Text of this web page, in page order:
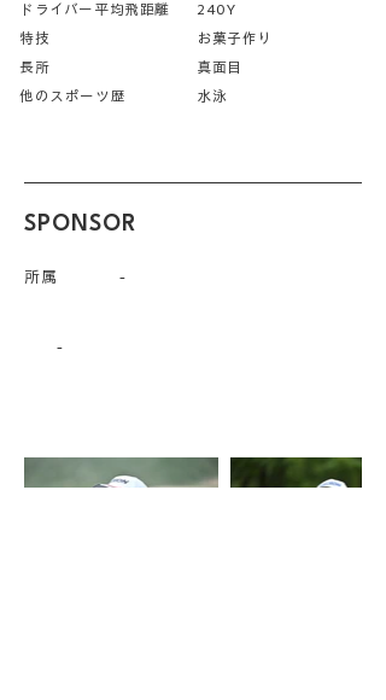
ドライバー平均飛距離
特技
長所
他のスポーツ歴
240Y
お菓子作り
真面目
水泳
SPONSOR
所属 -
-